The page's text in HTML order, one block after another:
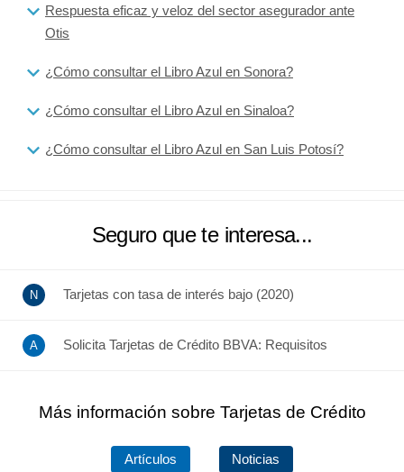
Respuesta eficaz y veloz del sector asegurador ante
Otis
¿Cómo consultar el Libro Azul en Sonora?
¿Cómo consultar el Libro Azul en Sinaloa?
¿Cómo consultar el Libro Azul en San Luis Potosí?
Seguro que te interesa...
Tarjetas con tasa de interés bajo (2020)
Solicita Tarjetas de Crédito BBVA: Requisitos
Más información sobre Tarjetas de Crédito
Artículos Noticias